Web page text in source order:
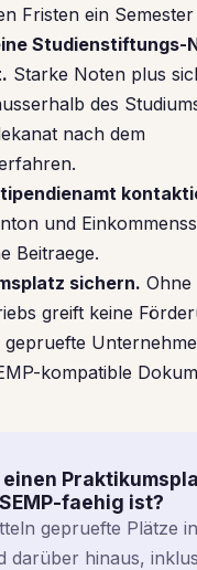
Fristen ein
Studienstiftungs-
Starke Noten plus
des
nach dem
und
Beitraege.
sichern. Ohne
greift keine
kompatible
SEMP-faehig ist?
gepruefte Plätze
darüber hinaus,